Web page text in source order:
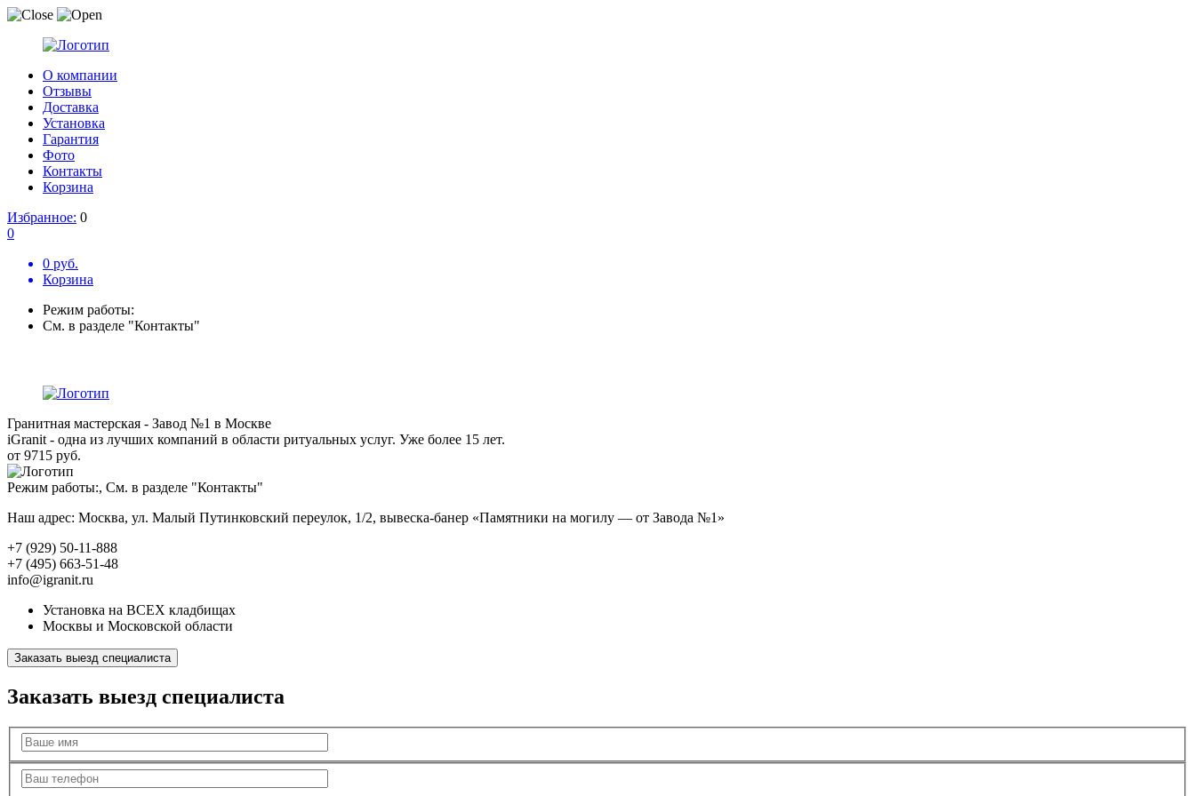
О компании
Отзывы
Доставка
Установка
Гарантия
Фото
Контакты
Корзина
Избранное: 0
0
0 руб.
Корзина
Режим работы:
См. в разделе "Контакты"
Гранитная мастерская - Завод №1 в Москве
iGranit - одна из лучших компаний в области ритуальных услуг. Уже более 15 лет.
от 9715 руб.
Режим работы:, См. в разделе "Контакты"
Наш адрес: Москва, ул. Малый Путинковский переулок, 1/2, вывеска-банер «Памятники на могилу — от Завода №1»
+7 (929) 50-11-888
+7 (495) 663-51-48
info@igranit.ru
Установка на ВСЕХ кладбищах
Москвы и Московской области
Заказать выезд специалиста
Заказать выезд специалиста